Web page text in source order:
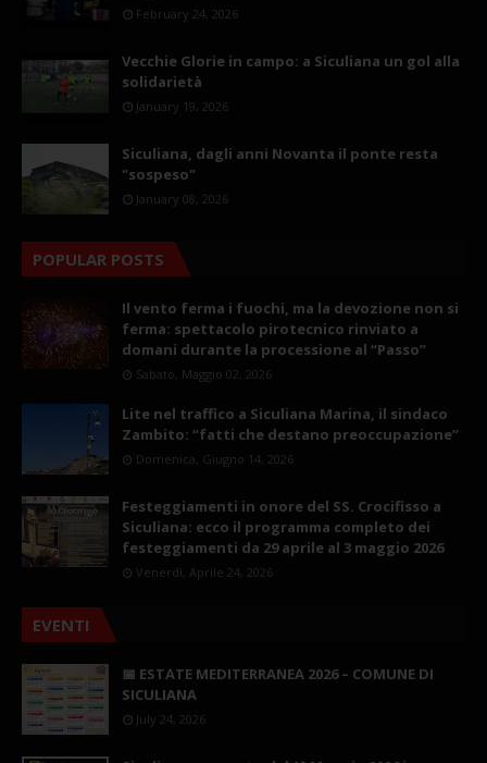
February 24, 2026
Vecchie Glorie in campo: a Siculiana un gol alla
solidarietà
January 19, 2026
Siculiana, dagli anni Novanta il ponte resta
"sospeso"
January 08, 2026
POPULAR POSTS
Il vento ferma i fuochi, ma la devozione non si
ferma: spettacolo pirotecnico rinviato a
domani durante la processione al “Passo”
Sabato, Maggio 02, 2026
Lite nel traffico a Siculiana Marina, il sindaco
Zambito: “fatti che destano preoccupazione”
Domenica, Giugno 14, 2026
Festeggiamenti in onore del SS. Crocifisso a
Siculiana: ecco il programma completo dei
festeggiamenti da 29 aprile al 3 maggio 2026
Venerdì, Aprile 24, 2026
EVENTI
📅 ESTATE MEDITERRANEA 2026 – COMUNE DI
SICULIANA
July 24, 2026